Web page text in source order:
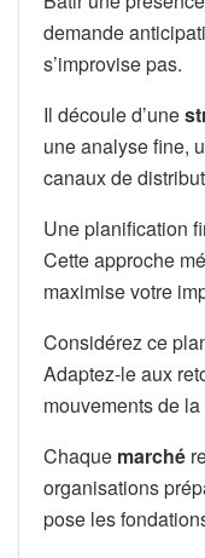
demande
s’improvise pas.
Il découle d’une
une analyse fine,
canaux de
Une planification
Cette approche
maximise votre
Considérez ce
Adaptez-le aux
mouvements de la
Chaque marché
organisations
pose les